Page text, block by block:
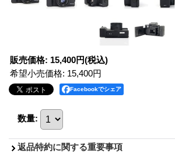
販売価格: 15,400円(税込)
希望小売価格: 15,400円
Facebookでシェア
数量:
返品特約に関する重要事項